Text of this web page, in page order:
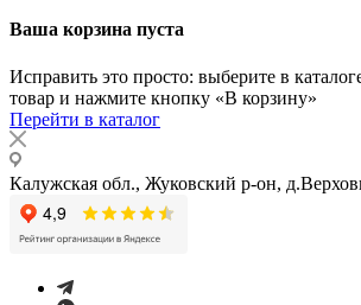
Ваша корзина пуста
Исправить это просто: выберите в
товар и нажмите кнопку «В корзину»
Перейти в каталог
Калужская обл., Жуковский р-он,